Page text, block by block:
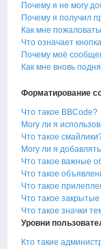
Почему я не могу
Почему я получил
Как мне
Что означает
Почему моё
Как мне вновь
Форматирование
Что такое BBCode?
Могу ли я
Что такое
Могу ли я
Что такое важные
Что такое
Что такое
Что такое
Что такое значки
Уровни
Кто такие